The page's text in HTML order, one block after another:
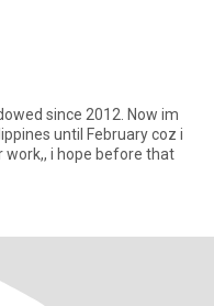
since 2012. Now im
until February coz i
work,, i hope before that